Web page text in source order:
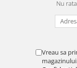
Nu
Vreau sa